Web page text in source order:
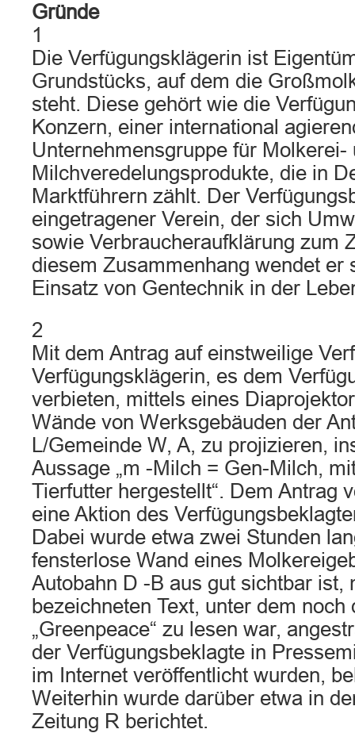
Gründe
1
Die Verfügungsklägerin ist
Grundstücks, auf dem die
steht. Diese gehört wie die
Konzern, einer international
Unternehmensgruppe für Molkerei-
Milchveredelungsprodukte, die in
Marktführern zählt. Der
eingetragener Verein, der sich
sowie Verbraucheraufklärung zum
diesem Zusammenhang wendet er
Einsatz von Gentechnik in der
2
Mit dem Antrag auf einstweilige
Verfügungsklägerin, es dem
verbieten, mittels eines
Wände von Werksgebäuden der
L/Gemeinde W, A, zu projizieren,
Aussage „m -Milch = Gen-Milch,
Tierfutter hergestellt“. Dem Antrag
eine Aktion des
Dabei wurde etwa zwei Stunden
fensterlose Wand eines
Autobahn D -B aus gut sichtbar ist,
bezeichneten Text, unter dem noch
„Greenpeace“ zu lesen war,
der Verfügungsbeklagte in
im Internet veröffentlicht wurden,
Weiterhin wurde darüber etwa in
Zeitung R berichtet.